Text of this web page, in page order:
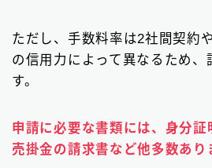
ただし、手数料率は2社間契約
の信用力によって異なるため、
す。
申請に必要な書類には、身分証
売掛金の請求書など他多数あり